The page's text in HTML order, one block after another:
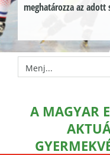
meghatározza az
Menj...
A MAGYAR